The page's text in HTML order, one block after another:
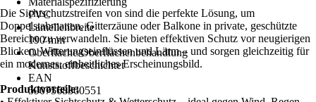
PVC
Lamellenbreite
190 mm
Oberfläche/Oberflächenbehandlung
Kunststoffbeschichtet
EAN
5907568360551
Die Sichtschutzstreifen von sind die perfekte Lösung, um
Doppelstabmatten, Gitterzäune oder Balkone in private, geschützte
Bereiche zu verwandeln. Sie bieten effektiven Schutz vor neugierigen
Blicken, Witterungseinflüssen und Lärm – und sorgen gleichzeitig für
ein modernes, einheitliches Erscheinungsbild.
Produktvorteile: